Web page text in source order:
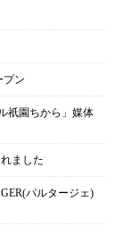
プン
祇園ちから」媒体
ました
パルタージェ)